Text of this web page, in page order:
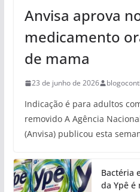
Anvisa aprova
medicamento
de mama
23 de junho de 2026
Indicação é para adultos
removido A Agência
(Anvisa) publicou esta
Bactéria
da Ypê é